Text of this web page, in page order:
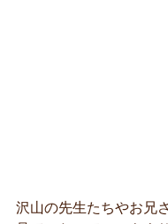
沢山の先生たちやお兄